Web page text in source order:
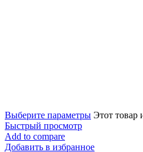
Выберите параметры Этот товар
Быстрый просмотр
Add to compare
Добавить в избранное